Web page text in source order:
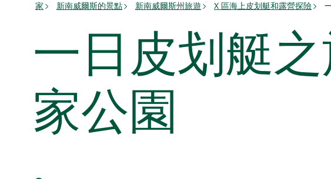
家 新南威爾斯的景點 新南威爾斯州旅遊 X 區海上皮划艇和露營探險
一日皮划艇
家公園